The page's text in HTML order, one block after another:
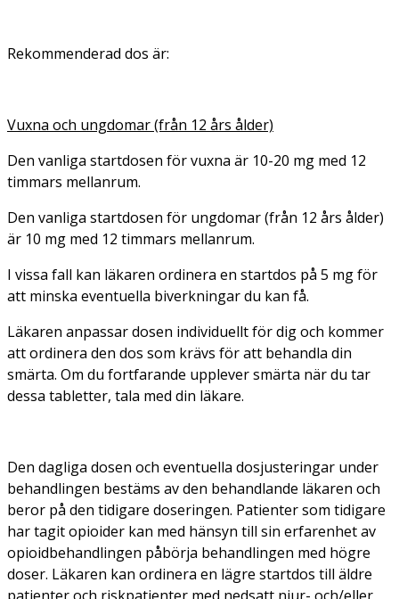
Rekommenderad dos är:
Vuxna och ungdomar (från 12 års ålder)
Den vanliga startdosen för vuxna är 10-20 mg med 12
timmars mellanrum.
Den vanliga startdosen för ungdomar (från 12 års ålder)
är 10 mg med 12 timmars mellanrum.
I vissa fall kan läkaren ordinera en startdos på 5 mg för
att minska eventuella biverkningar du kan få.
Läkaren anpassar dosen individuellt för dig och kommer
att ordinera den dos som krävs för att behandla din
smärta. Om du fortfarande upplever smärta när du tar
dessa tabletter, tala med din läkare.
Den dagliga dosen och eventuella dosjusteringar under
behandlingen bestäms av den behandlande läkaren och
beror på den tidigare doseringen. Patienter som tidigare
har tagit opioider kan med hänsyn till sin erfarenhet av
opioidbehandlingen påbörja behandlingen med högre
doser. Läkaren kan ordinera en lägre startdos till äldre